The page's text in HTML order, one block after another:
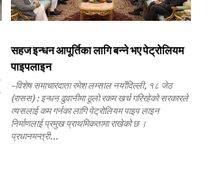
सहज इन्धन आपूर्तिका लागि बन्ने भए पेट्रोलियम
पाइपलाइन
–विशेष समाचारदाता रमेश लम्साल नयाँदिल्ली, १८ जेठ
(रासस) : इन्धन ढुवानीमा ठूलो रकम खर्च गरिरहेको सरकारले
त्यसलाई कम गर्नका लागि पेट्रोलियम पाइप लाइन
निर्माणलाई प्रमुख प्राथमिकतामा राखेको छ ।
प्रधानमन्त्री...